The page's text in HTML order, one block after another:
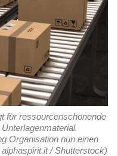
für ressourcenschonende
Organisation nun einen
/ Shutterstock)